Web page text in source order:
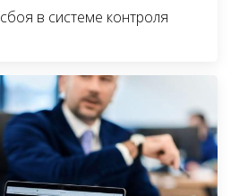
в системе контроля